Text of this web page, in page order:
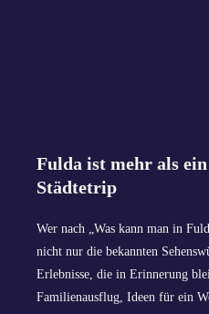
Fulda ist mehr als
Städtetrip
Wer nach „Was kann man in
nicht nur die bekannten
Erlebnisse, die in Erinnerung
Familienausflug, Ideen für ein